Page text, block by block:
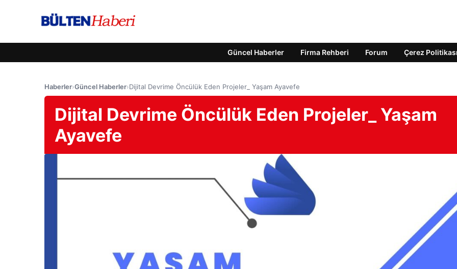
Güncel Haberler Firma Rehberi Forum Çerez Politikası
Haberler›Güncel Haberler›Dijital Devrime Öncülük Eden Projeler_ Yaşam Ayavefe
Dijital Devrime Öncülük Eden Projeler_ Yaşam
Ayavefe